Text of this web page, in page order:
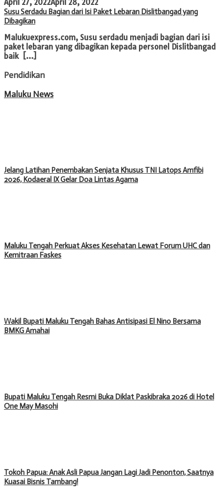
April 27, 2022April 28, 2022
Susu Serdadu Bagian dari Isi Paket Lebaran Dislitbangad yang
Dibagikan
Malukuexpress.com, Susu serdadu menjadi bagian dari isi
paket lebaran yang dibagikan kepada personel Dislitbangad
baik […]
Pendidikan
Maluku News
Jelang Latihan Penembakan Senjata Khusus TNI Latops Amfibi
2026, Kodaeral IX Gelar Doa Lintas Agama
Maluku Tengah Perkuat Akses Kesehatan Lewat Forum UHC dan
Kemitraan Faskes
Wakil Bupati Maluku Tengah Bahas Antisipasi El Nino Bersama
BMKG Amahai
Bupati Maluku Tengah Resmi Buka Diklat Paskibraka 2026 di Hotel
One May Masohi
Tokoh Papua: Anak Asli Papua Jangan Lagi Jadi Penonton, Saatnya
Kuasai Bisnis Tambang!